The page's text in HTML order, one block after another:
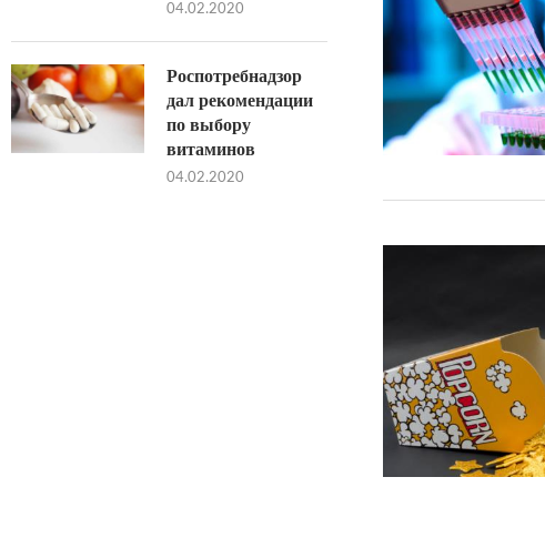
04.02.2020
Роспотребнадзор
дал рекомендации
по выбору
витаминов
04.02.2020